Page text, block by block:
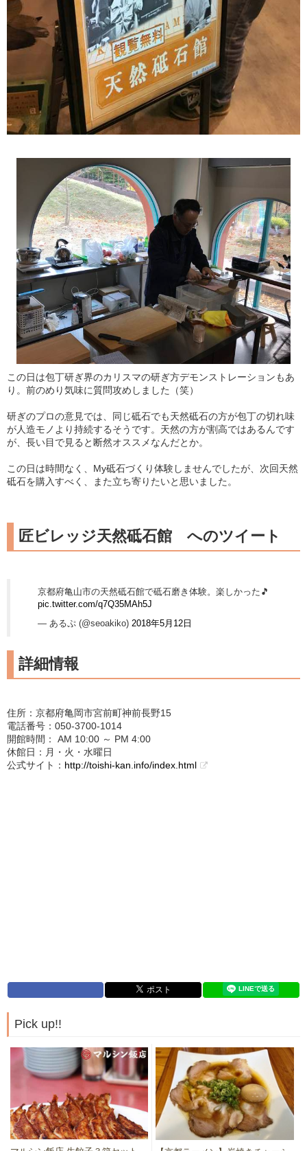
この日は包丁研ぎ界のカリスマの研ぎ方デモンストレーションもあ
り。前のめり気味に質問攻めしました（笑）
研ぎのプロの意見では、同じ砥石でも天然砥石の方が包丁の切れ味
が人造モノより持続するそうです。天然の方が割高ではあるんです
が、長い目で見ると断然オススメなんだとか。
この日は時間なく、My砥石づくり体験しませんでしたが、次回天然
砥石を購入すべく、また立ち寄りたいと思いました。
匠ビレッジ天然砥石館 へのツイート
京都府亀山市の天然砥石館で砥石磨き体験。楽しかった🎵
pic.twitter.com/q7Q35MAh5J
— あるぷ (@seoakiko) 2018年5月12日
詳細情報
住所：京都府亀岡市宮前町神前長野15
電話番号：050-3700-1014
開館時間： AM 10:00 ～ PM 4:00
休館日：月・火・水曜日
公式サイト： http://toishi-kan.info/index.html
Pick up!!